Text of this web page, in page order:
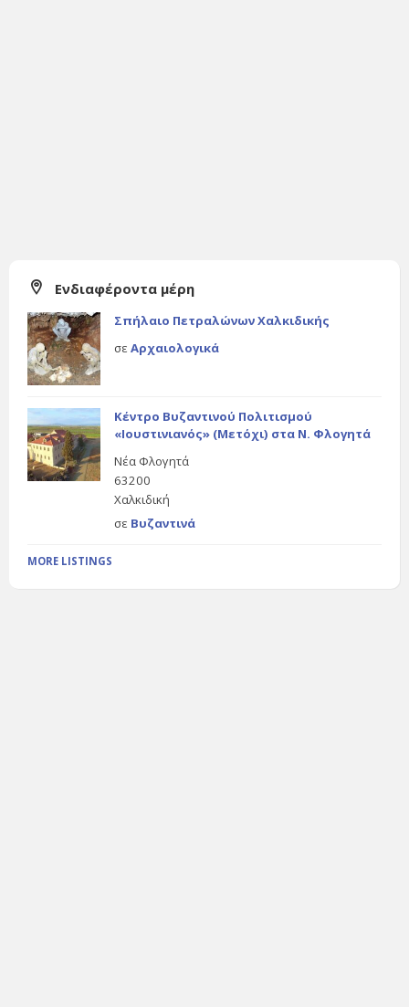
Ενδιαφέροντα μέρη
Σπήλαιο Πετραλώνων Χαλκιδικής
σε Αρχαιολογικά
Κέντρο Βυζαντινού Πολιτισμού
«Ιουστινιανός» (Μετόχι) στα Ν. Φλογητά
Νέα Φλογητά
63200
Χαλκιδική
σε Βυζαντινά
MORE LISTINGS